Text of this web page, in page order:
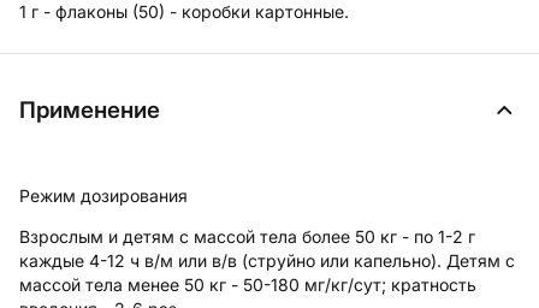
1 г - флаконы (50) - коробки картонные.
Применение
Режим дозирования
Взрослым и детям с массой тела более 50 кг - по 1-2 г
каждые 4-12 ч в/м или в/в (струйно или капельно). Детям с
массой тела менее 50 кг - 50-180 мг/кг/сут; кратность